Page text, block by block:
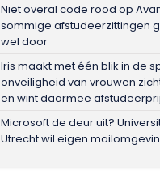
Niet overal code rood op
sommige afstudeerzittingen
wel door
Iris maakt met één blik in de
onveiligheid van vrouwen
en wint daarmee
Microsoft de deur uit?
Utrecht wil eigen